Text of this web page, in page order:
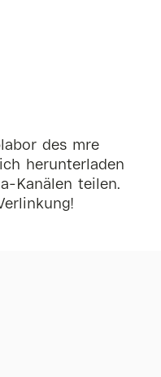
des mre
herunterladen
Kanälen teilen.